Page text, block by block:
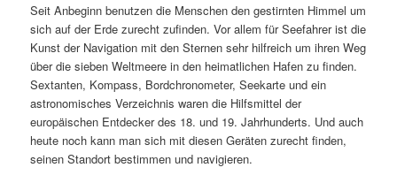
Seit Anbeginn benutzen die Menschen den gestirnten Himmel um
sich auf der Erde zurecht zufinden. Vor allem für Seefahrer ist die
Kunst der Navigation mit den Sternen sehr hilfreich um ihren Weg
über die sieben Weltmeere in den heimatlichen Hafen zu finden.
Sextanten, Kompass, Bordchronometer, Seekarte und ein
astronomisches Verzeichnis waren die Hilfsmittel der
europäischen Entdecker des 18. und 19. Jahrhunderts. Und auch
heute noch kann man sich mit diesen Geräten zurecht finden,
seinen Standort bestimmen und navigieren.